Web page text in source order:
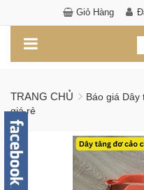
Giỏ Hàng
TRANG CHỦ
Báo giá Dây
giá rẻ